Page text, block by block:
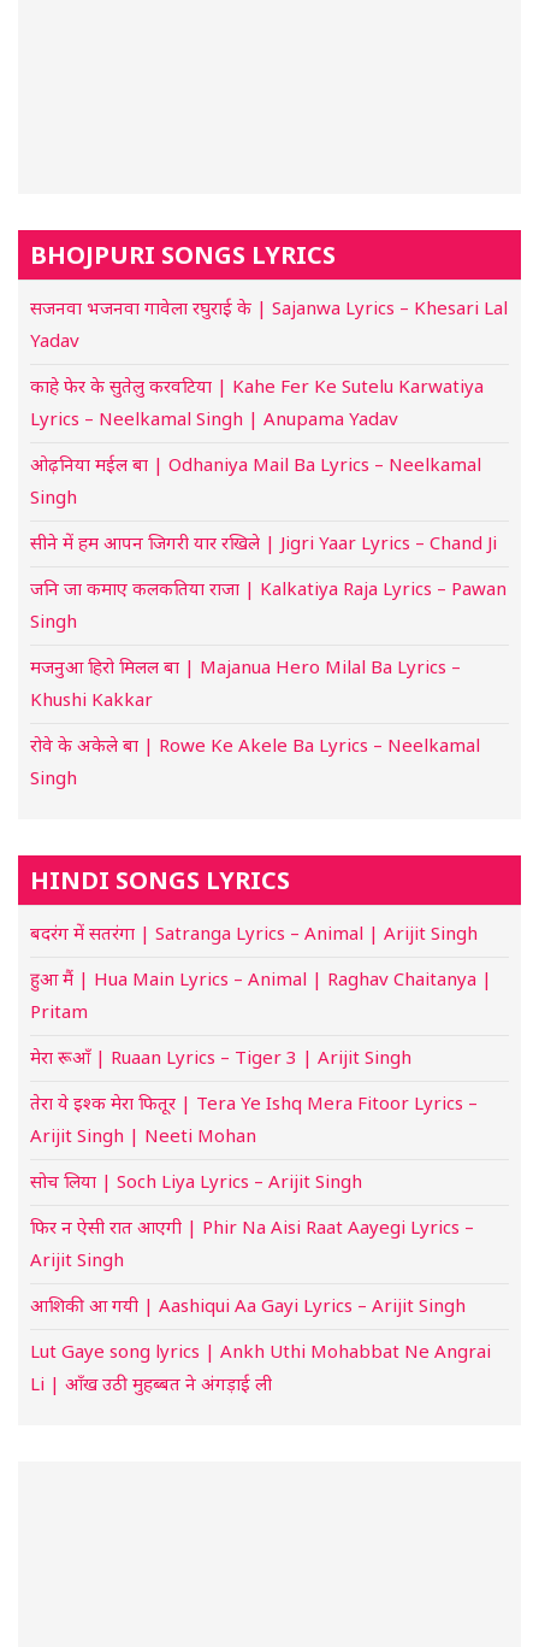
BHOJPURI SONGS LYRICS
सजनवा भजनवा गावेला रघुराई के | Sajanwa Lyrics – Khesari Lal
Yadav
काहे फेर के सुतेलु करवटिया | Kahe Fer Ke Sutelu Karwatiya
Lyrics – Neelkamal Singh | Anupama Yadav
ओढ़निया मईल बा | Odhaniya Mail Ba Lyrics – Neelkamal
Singh
सीने में हम आपन जिगरी यार रखिले | Jigri Yaar Lyrics – Chand Ji
जनि जा कमाए कलकतिया राजा | Kalkatiya Raja Lyrics – Pawan
Singh
मजनुआ हिरो मिलल बा | Majanua Hero Milal Ba Lyrics –
Khushi Kakkar
रोवे के अकेले बा | Rowe Ke Akele Ba Lyrics – Neelkamal
Singh
HINDI SONGS LYRICS
बदरंग में सतरंगा | Satranga Lyrics – Animal | Arijit Singh
हुआ मैं | Hua Main Lyrics – Animal | Raghav Chaitanya |
Pritam
मेरा रूआँ | Ruaan Lyrics – Tiger 3 | Arijit Singh
तेरा ये इश्क मेरा फितूर | Tera Ye Ishq Mera Fitoor Lyrics –
Arijit Singh | Neeti Mohan
सोच लिया | Soch Liya Lyrics – Arijit Singh
फिर न ऐसी रात आएगी | Phir Na Aisi Raat Aayegi Lyrics –
Arijit Singh
आशिकी आ गयी | Aashiqui Aa Gayi Lyrics – Arijit Singh
Lut Gaye song lyrics | Ankh Uthi Mohabbat Ne Angrai
Li | आँख उठी मुहब्बत ने अंगड़ाई ली